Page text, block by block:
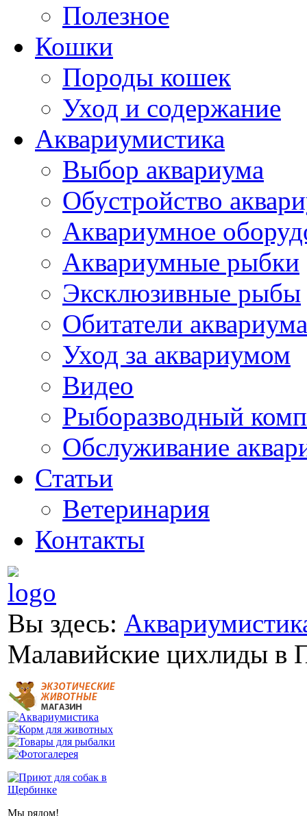
Полезное
Кошки
Породы кошек
Уход и содержание
Аквариумистика
Выбор аквариума
Обустройство
Аквариумное
Аквариумные рыбки
Эксклюзивные рыбы
Обитатели аквариума
Уход за аквариумом
Видео
Рыборазводный
Обслуживание
Статьи
Ветеринария
Контакты
Вы здесь:
Малавийские цихлиды в
Мы рядом!